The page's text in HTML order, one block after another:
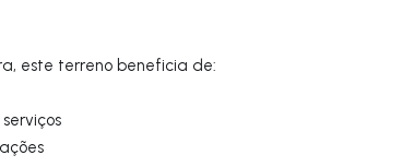
este terreno beneficia de: